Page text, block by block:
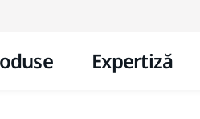
Expertiză